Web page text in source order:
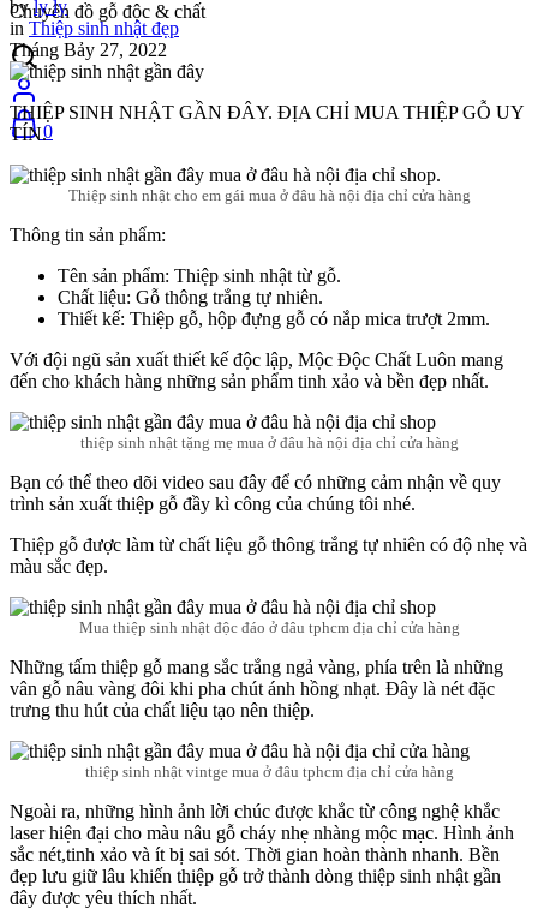
Chuyên đồ gỗ độc & chất
0
byly ly
in Thiệp sinh nhật đẹp
Tháng Bảy 27, 2022
THIỆP SINH NHẬT GẦN ĐÂY. ĐỊA CHỈ MUA THIỆP GỖ UY
TÍN.
Thiệp sinh nhật cho em gái mua ở đâu hà nội địa chỉ cửa hàng
Thông tin sản phẩm:
Tên sản phẩm: Thiệp sinh nhật từ gỗ.
Chất liệu: Gỗ thông trắng tự nhiên.
Thiết kế: Thiệp gỗ, hộp đựng gỗ có nắp mica trượt 2mm.
Với đội ngũ sản xuất thiết kế độc lập, Mộc Độc Chất Luôn mang
đến cho khách hàng những sản phẩm tinh xảo và bền đẹp nhất.
thiệp sinh nhật tặng mẹ mua ở đâu hà nội địa chỉ cửa hàng
Bạn có thể theo dõi video sau đây để có những cảm nhận về quy
trình sản xuất thiệp gỗ đầy kì công của chúng tôi nhé.
Thiệp gỗ được làm từ chất liệu gỗ thông trắng tự nhiên có độ nhẹ và
màu sắc đẹp.
Mua thiệp sinh nhật độc đáo ở đâu tphcm địa chỉ cửa hàng
Những tấm thiệp gỗ mang sắc trắng ngả vàng, phía trên là những
vân gỗ nâu vàng đôi khi pha chút ánh hồng nhạt. Đây là nét đặc
trưng thu hút của chất liệu tạo nên thiệp.
thiệp sinh nhật vintge mua ở đâu tphcm địa chỉ cửa hàng
Ngoài ra, những hình ảnh lời chúc được khắc từ công nghệ khắc
laser hiện đại cho màu nâu gỗ cháy nhẹ nhàng mộc mạc. Hình ảnh
sắc nét,tinh xảo và ít bị sai sót. Thời gian hoàn thành nhanh. Bền
đẹp lưu giữ lâu khiến thiệp gỗ trở thành dòng thiệp sinh nhật gần
đây được yêu thích nhất.